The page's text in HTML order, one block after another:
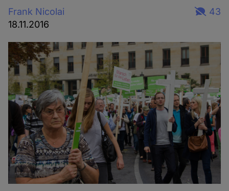
Frank Nicolai
18.11.2016
43